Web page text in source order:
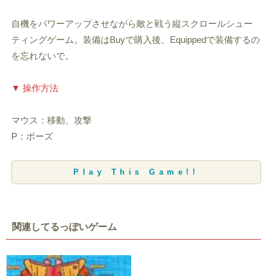
自機をパワーアップさせながら敵と戦う縦スクロールシュー
ティングゲーム。装備はBuyで購入後、Equippedで装備するの
を忘れないで。
▼ 操作方法
マウス：移動、攻撃
P：ポーズ
Play This Game!!
関連してるっぽいゲーム